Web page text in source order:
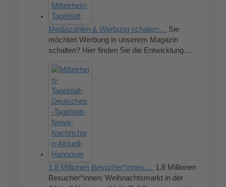
Mediazahlen & Werbung schalten… Sie
möchten Werbung in unserem Magazin
schalten? Hier finden Sie die Entwicklung…
1,8 Millionen Besucher*innen:… 1,8 Millionen
Besucher*innen: Weihnachtsmarkt in der